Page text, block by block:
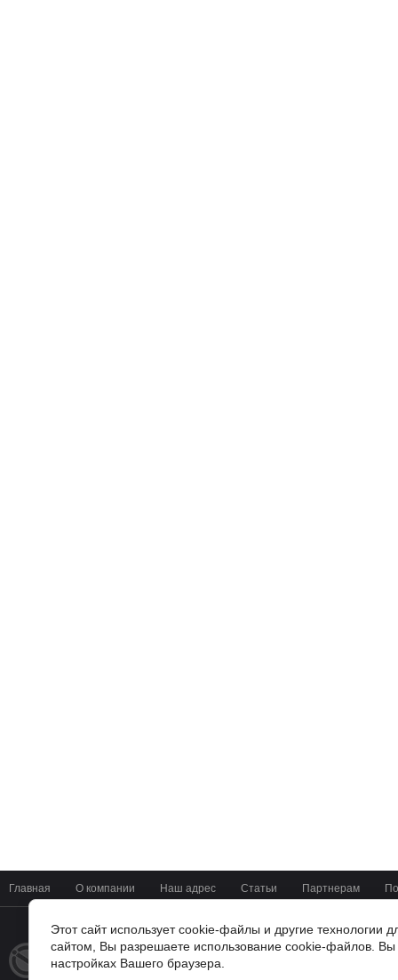
Главная О компании Наш адрес Статьи Партнерам
© 2014 - 2026
Мир Цифровых Систем
+7(4722) 37-42-01
Этот сайт использует cookie-файлы и другие технологии
сайтом, Вы разрешаете использование cookie-файлов.
настройках Вашего браузера.